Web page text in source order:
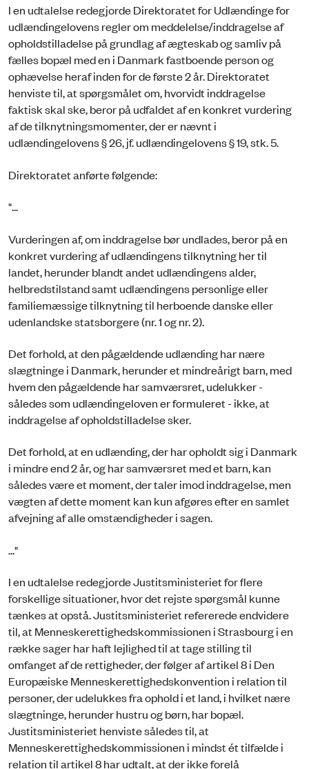
I en udtalelse redegjorde Direktoratet for Udlændinge for
udlændingelovens regler om meddelelse/inddragelse af
opholdstilladelse på grundlag af ægteskab og samliv på
fælles bopæl med en i Danmark fastboende person og
ophævelse heraf inden for de første 2 år. Direktoratet
henviste til, at spørgsmålet om, hvorvidt inddragelse
faktisk skal ske, beror på udfaldet af en konkret vurdering
af de tilknytningsmomenter, der er nævnt i
udlændingelovens § 26, jf. udlændingelovens § 19, stk. 5.
Direktoratet anførte følgende:
"...
Vurderingen af, om inddragelse bør undlades, beror på en
konkret vurdering af udlændingens tilknytning her til
landet, herunder blandt andet udlændingens alder,
helbredstilstand samt udlændingens personlige eller
familiemæssige tilknytning til herboende danske eller
udenlandske statsborgere (nr. 1 og nr. 2).
Det forhold, at den pågældende udlænding har nære
slægtninge i Danmark, herunder et mindreårigt barn, med
hvem den pågældende har samværsret, udelukker -
således som udlændingeloven er formuleret - ikke, at
inddragelse af opholdstilladelse sker.
Det forhold, at en udlænding, der har opholdt sig i Danmark
i mindre end 2 år, og har samværsret med et barn, kan
således være et moment, der taler imod inddragelse, men
vægten af dette moment kan kun afgøres efter en samlet
afvejning af alle omstændigheder i sagen.
..."
I en udtalelse redegjorde Justitsministeriet for flere
forskellige situationer, hvor det rejste spørgsmål kunne
tænkes at opstå. Justitsministeriet refererede endvidere
til, at Menneskerettighedskommissionen i Strasbourg i en
række sager har haft lejlighed til at tage stilling til
omfanget af de rettigheder, der følger af artikel 8 i Den
Europæiske Menneskerettighedskonvention i relation til
personer, der udelukkes fra ophold i et land, i hvilket nære
slægtninge, herunder hustru og børn, har bopæl.
Justitsministeriet henviste således til, at
Menneskerettighedskommissionen i mindst ét tilfælde i
relation til artikel 8 har udtalt, at der ikke forelå